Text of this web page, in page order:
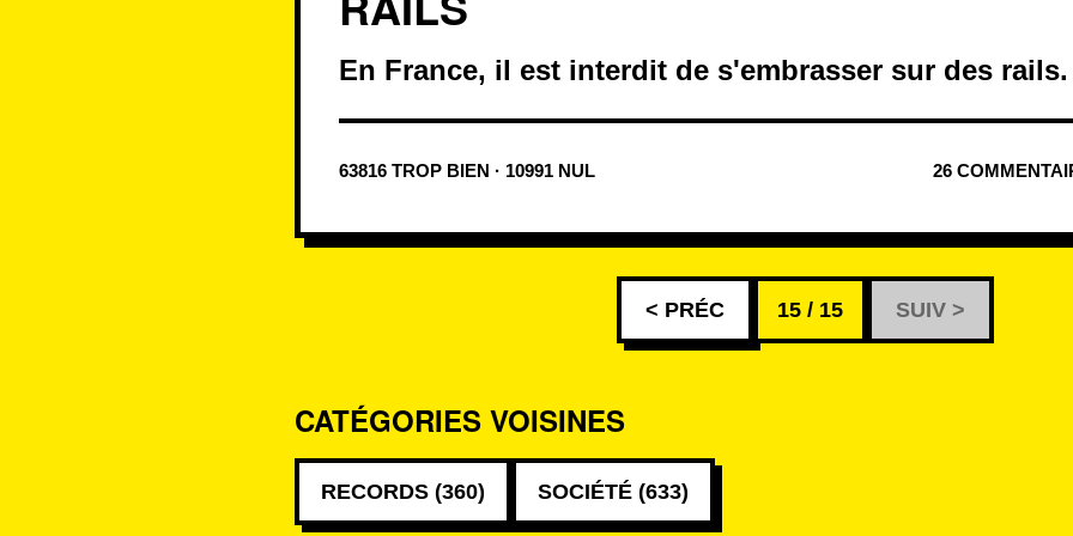
En France, il est interdit de s'embrasser sur des rails.
63816 TROP BIEN · 10991 NUL 26
< PRÉC 15 / 15 SUIV >
CATÉGORIES VOISINES
RECORDS (360) SOCIÉTÉ (633)